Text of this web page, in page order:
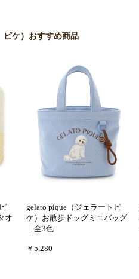
ピケ）おすすめ商品
オ
gelato pique（ジェラートピ
ケ）お散歩ドッグミニバッグ
｜全3色
￥5,280